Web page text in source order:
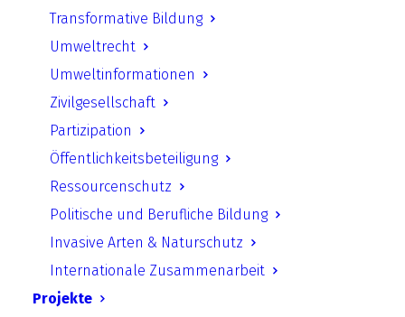
Transformative Bildung
Umweltrecht
Umweltinformationen
Zivilgesellschaft
Partizipation
Öffentlichkeitsbeteiligung
Ressourcenschutz
Politische und Berufliche Bildung
Invasive Arten & Naturschutz
Internationale Zusammenarbeit
Projekte
Datum:13. November 2025
Uhrzeit: 13:30 Uhr – 18:00 Uhr
Ort:OSZ Kraftfahrzeugtechnik, Haus C,
Gierkeplatz 1, 10585 Berlin-Charlottenburg
UfU Projekt:KlimaVisionen
Ansprechpartner: